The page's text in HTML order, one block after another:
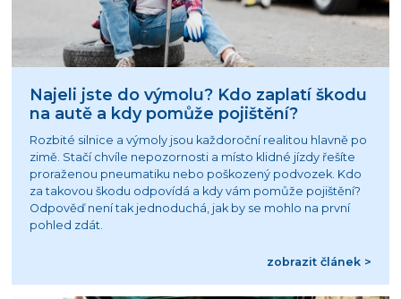
Najeli jste do výmolu? Kdo zaplatí škodu
na autě a kdy pomůže pojištění?
Rozbité silnice a výmoly jsou každoroční realitou hlavně po
zimě. Stačí chvíle nepozornosti a místo klidné jízdy řešíte
proraženou pneumatiku nebo poškozený podvozek. Kdo
za takovou škodu odpovídá a kdy vám pomůže pojištění?
Odpověď není tak jednoduchá, jak by se mohlo na první
pohled zdát.
zobrazit článek >